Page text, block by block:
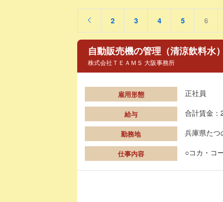
2 3 4 5 6
自動販売機の管理（清涼飲料水
株式会社ＴＥＡＭＳ 大阪事務所
雇用形態 正社員
給与 合計賃金
勤務地 兵庫県たつ
仕事内容 ○コカ・コ